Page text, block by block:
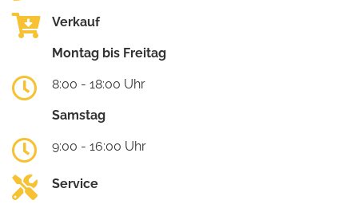
Verkauf
Montag bis Freitag
8:00 - 18:00 Uhr
Samstag
9:00 - 16:00 Uhr
Service